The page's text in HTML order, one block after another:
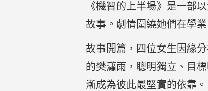
《機智的上半場》是一部
故事。劇情圍繞她們在學
故事開篇，四位女生因緣
的樊瀟雨，聰明獨立、目
漸成為彼此最堅實的依靠。